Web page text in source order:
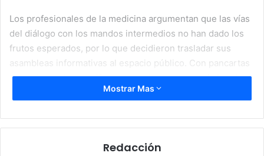
Los profesionales de la medicina argumentan que las vías
del diálogo con los mandos intermedios no han dado los
frutos esperados, por lo que decidieron trasladar sus
asambleas informativas al espacio público. Con pancartas
y consignas, los manifestantes reiteraron que el abandono
presupuestario del sector salud afecta tanto la estabilidad
la población hondureña.
Mostrar Mas
Redacción